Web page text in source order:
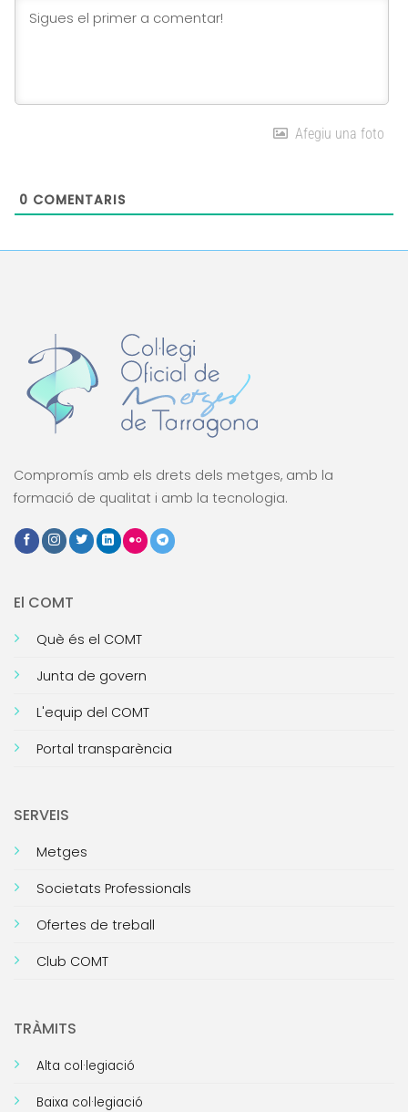
Afegiu una foto
0 COMENTARIS
Compromís amb els drets dels metges, amb la
formació de qualitat i amb la tecnologia.
El COMT
Què és el COMT
Junta de govern
L'equip del COMT
Portal transparència
SERVEIS
Metges
Societats Professionals
Ofertes de treball
Club COMT
TRÀMITS
Alta col·legiació
Baixa col·legiació